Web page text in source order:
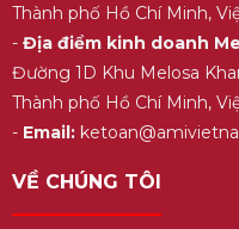
Thành phố Hồ Chí Minh,
- Địa điểm kinh doanh
Đường 1D Khu Melosa
Thành phố Hồ Chí Minh,
- Email:
VỀ CHÚNG TÔI